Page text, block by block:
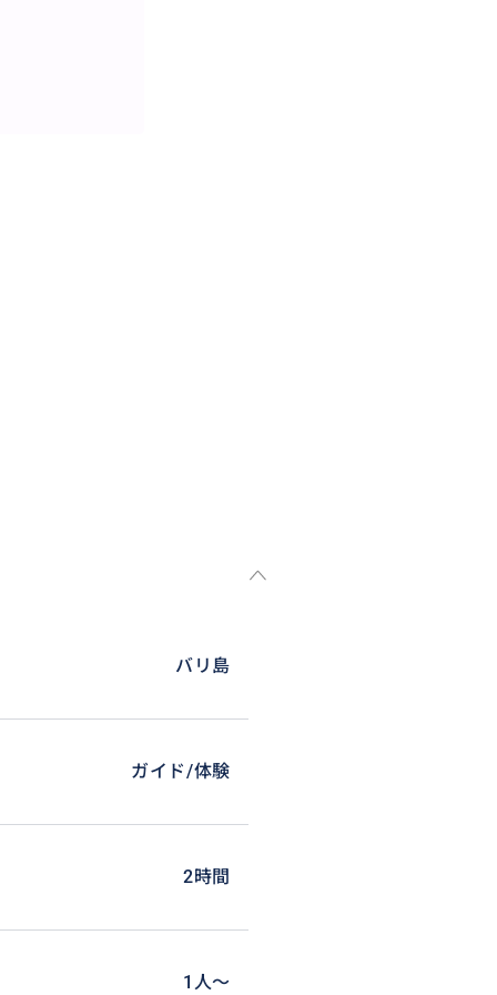
を芯から若返らせる✨
ージで血行を促進。
穴をスッキリさせるグリーン
の成分が体を芯から温め、
バリ島
ガイド/体験
2時間
1人〜